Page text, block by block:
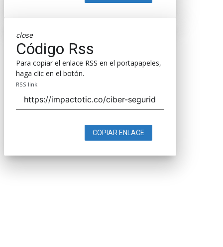
close
Código Rss
Para copiar el enlace RSS en el portapapeles,
haga clic en el botón.
RSS link
COPIAR ENLACE